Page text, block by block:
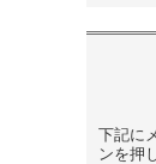
下記に
ンを押